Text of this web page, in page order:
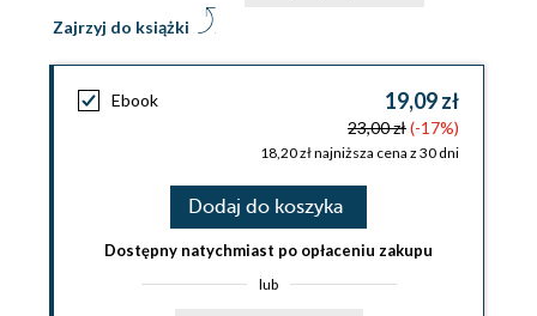
Zajrzyj do książki
Ebook 19,09 zł
23,00 zł(-17%)
18,20 zł najniższa cena z 30 dni
Dodaj do koszyka
Dostępny natychmiast po opłaceniu zakupu
lub